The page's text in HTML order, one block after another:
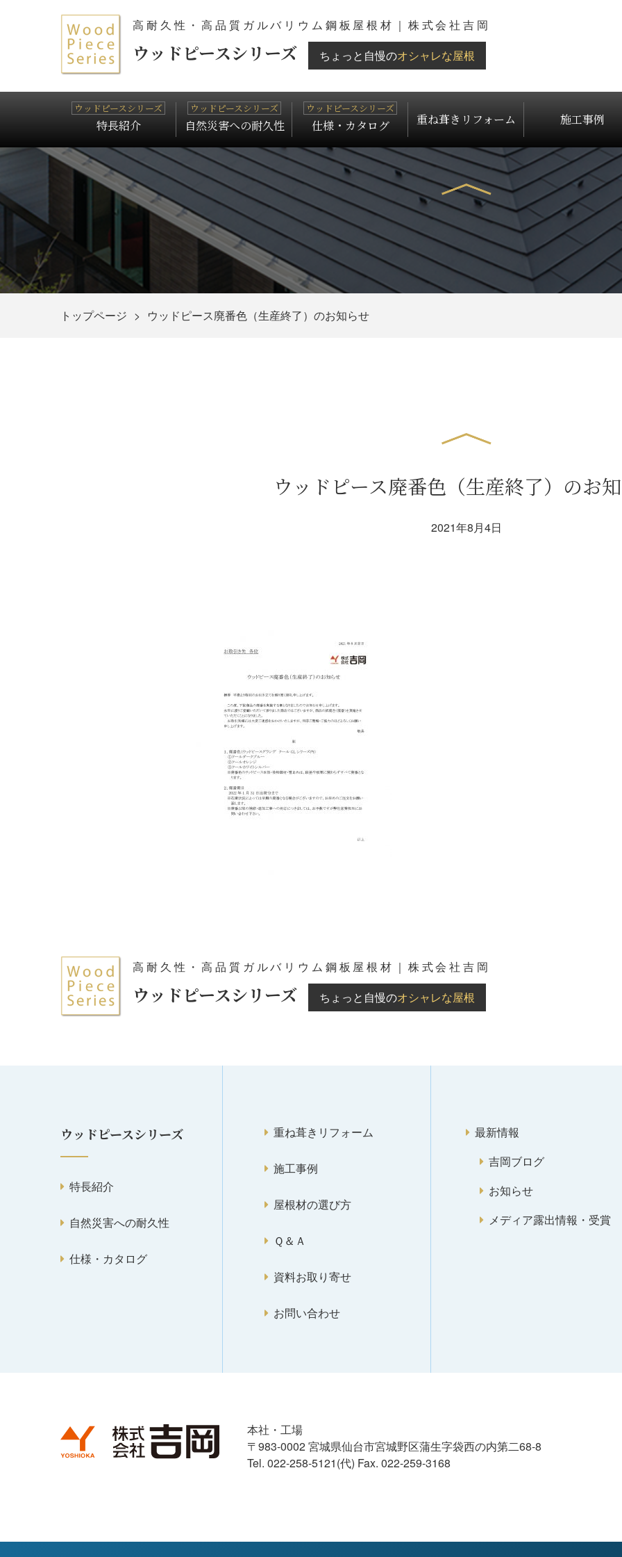
高耐久性・高品質ガルバリウム鋼板屋根材｜株式会社吉岡
ウッドピースシリーズ ちょっと自慢のオシャレな屋根
特長紹介 自然災害への耐久性 仕様・カタログ 重ね葺きリフォーム 施工事例
トップページ ウッドピース廃番色（生産終了）のお知らせ
ウッドピース廃番色（生産終了）のお
2021年8月4日
高耐久性・高品質ガルバリウム鋼板屋根材｜株式会社吉岡
ウッドピースシリーズ ちょっと自慢のオシャレな屋根
ウッドピースシリーズ
特長紹介
自然災害への耐久性
仕様・カタログ
重ね葺きリフォーム
施工事例
屋根材の選び方
Ｑ＆Ａ
資料お取り寄せ
お問い合わせ
最新情報
吉岡ブログ
お知らせ
メディア露出情報・受賞
本社・工場
〒983-0002 宮城県仙台市宮城野区蒲生字袋西の内第二68-8
Tel. 022-258-5121(代) Fax. 022-259-3168